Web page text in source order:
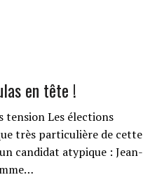
en tête !
tension Les élections
très particulière de cette
candidat atypique : Jean-